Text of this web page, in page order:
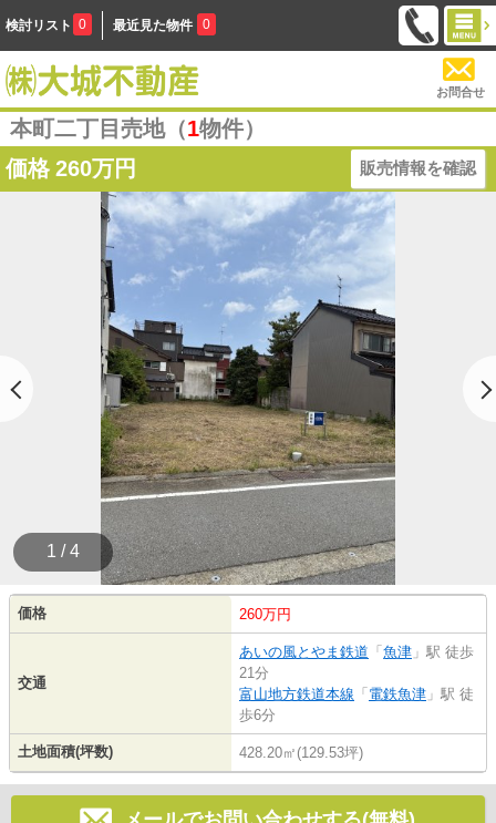
検討リスト 0 最近見た物件 0
お問合せ
本町二丁目売地（1物件）
価格 260万円 販売情報を確認
1 / 4
価格 260万円
交通
あいの風とやま鉄道 「 魚津 」駅 徒歩
21分
富山地方鉄道本線 「 電鉄魚津 」駅 徒
歩6分
土地面積(坪数) 428.20㎡(129.53坪)